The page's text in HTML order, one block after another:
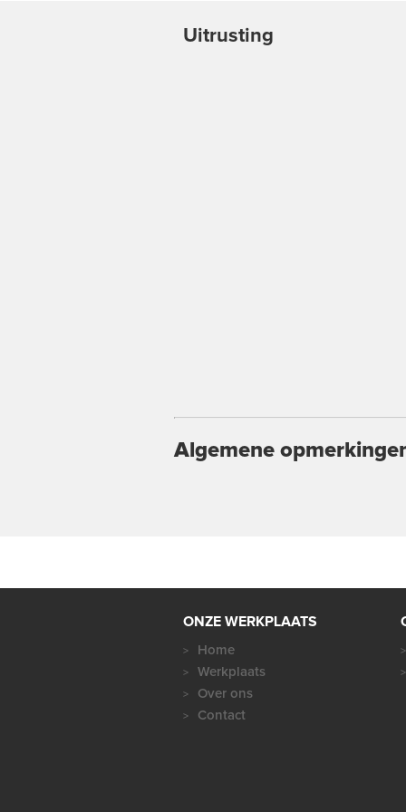
Uitrusting
Algemene
ONZE WERKPLAATS
Home
Werkplaats
Over ons
Contact